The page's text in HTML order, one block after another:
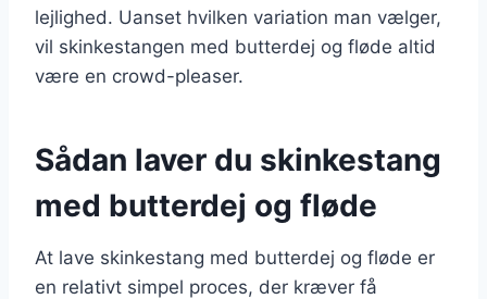
lejlighed. Uanset hvilken variation man vælger,
vil skinkestangen med butterdej og fløde altid
være en crowd-pleaser.
Sådan laver du skinkestang
med butterdej og fløde
At lave skinkestang med butterdej og fløde er
en relativt simpel proces, der kræver få